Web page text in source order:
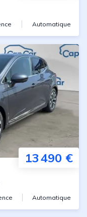
Automatique
13 490 €
Automatique